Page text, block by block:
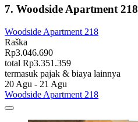
7. Woodside Apartment 218
Woodside Apartment 218
Raška
Rp3.046.690
total Rp3.351.359
termasuk pajak & biaya lainnya
20 Agu - 21 Agu
Woodside Apartment 218